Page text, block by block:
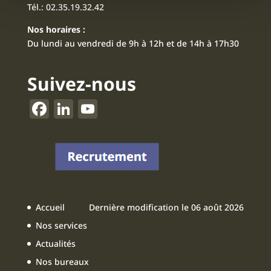
Tél.: 02.35.19.32.42
Nos horaires :
Du lundi au vendredi de 9h à 12h et de 14h à 17h30
Suivez-nous
F
c
e
o
o
k
Li
k
e
Y
u
T
b
Accueil
Nos services
Actualités
Nos bureaux
Dernière modification le 06 août 2026